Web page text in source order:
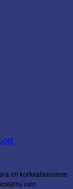
on korkealaatuinen
vain